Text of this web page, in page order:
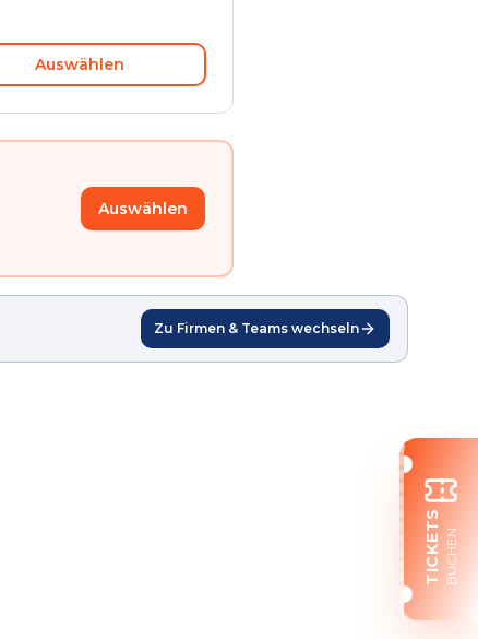
Auswählen
Auswählen
Zu Firmen & Teams wechseln
TICKETSBUCHEN